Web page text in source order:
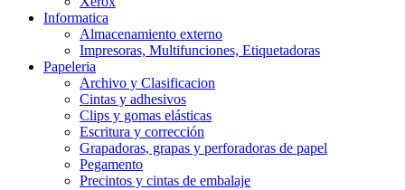
Informatica
Almacenamiento externo
Impresoras, Multifunciones, Etiquetadoras
Papeleria
Archivo y Clasificacion
Cintas y adhesivos
Clips y gomas elásticas
Escritura y corrección
Grapadoras, grapas y perforadoras de papel
Pegamento
Precintos y cintas de embalaje